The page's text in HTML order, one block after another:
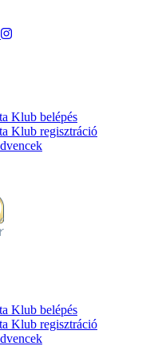
Klub belépés
Klub regisztráció
Klub belépés
Klub regisztráció